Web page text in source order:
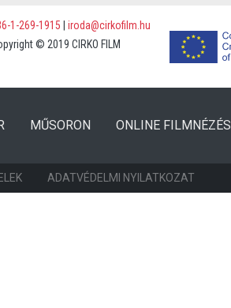
1-269-1915
iroda@cirkofilm.hu
© 2019 CIRKO FILM
(CURRENT)
MŰSORON ONLINE FILMNÉZÉS
ADATVÉDELMI NYILATKOZAT